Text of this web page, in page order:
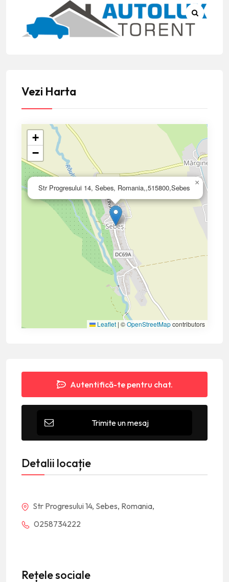
Vezi Harta
Str Progresului 14, Sebes, Romania,,515800,Sebes
×
+
−
Leaflet | ©OpenStreetMapcontributors
Autentifică-te pentru chat.
Trimite un mesaj
Detalii locație
Str Progresului 14, Sebes, Romania,
0258734222
Rețele sociale